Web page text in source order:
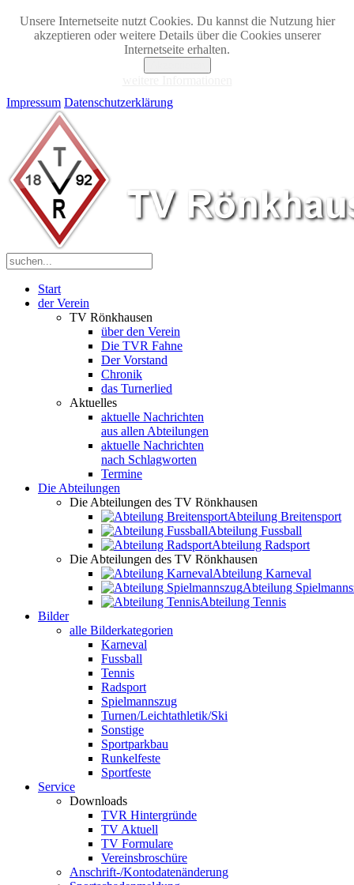
Unsere Internetseite nutzt Cookies. Du kannst die Nutzung hier
akzeptieren oder weitere Details über die Cookies unserer
Internetseite erhalten.
Impressum Datenschutzerklärung
Start
der Verein
TV Rönkhausen
über den Verein
Die TVR Fahne
Der Vorstand
Chronik
das Turnerlied
Aktuelles
aktuelle Nachrichten
aus allen Abteilungen
aktuelle Nachrichten
nach Schlagworten
Termine
Die Abteilungen
Die Abteilungen des TV Rönkhausen
Abteilung Breitensport
Abteilung Fussball
Abteilung Radsport
Die Abteilungen des TV Rönkhausen
Abteilung Karneval
Abteilung
Abteilung Tennis
Bilder
alle Bilderkategorien
Karneval
Fussball
Tennis
Radsport
Spielmannszug
Turnen/Leichtathletik/Ski
Sonstige
Sportparkbau
Runkelfeste
Sportfeste
Service
Downloads
TVR Hintergründe
TV Aktuell
TV Formulare
Vereinsbroschüre
Anschrift-/Kontodatenänderung